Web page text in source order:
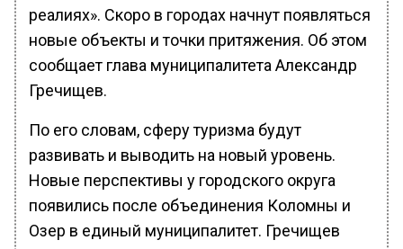
реалиях». Скоро в городах начнут появляться
новые объекты и точки притяжения. Об этом
сообщает глава муниципалитета Александр
Гречищев.
По его словам, сферу туризма будут
развивать и выводить на новый уровень.
Новые перспективы у городского округа
появились после объединения Коломны и
Озер в единый муниципалитет. Гречищев